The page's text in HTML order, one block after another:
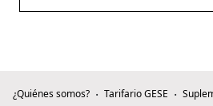
¿Quiénes somos? Tarifario GESE